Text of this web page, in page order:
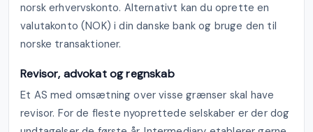
norsk erhvervskonto. Alternativt kan du oprette en
valutakonto (NOK) i din danske bank og bruge den til
norske transaktioner.
Revisor, advokat og regnskab
Et AS med omsætning over visse grænser skal have
revisor. For de fleste nyoprettede selskaber er der dog